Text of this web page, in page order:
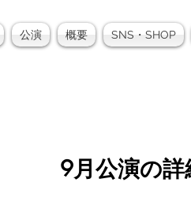
公演 概要 SNS・SHOP
9月公演の